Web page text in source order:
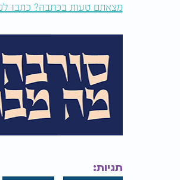
שמעון בר יוחאי אומר
לעלות למירון".
את דבריו חתם בברכה
ומתפללים לבורא עולם
המרכזיים המובילים
מצאתם טעות בכתבה? כתבו
תגיות: